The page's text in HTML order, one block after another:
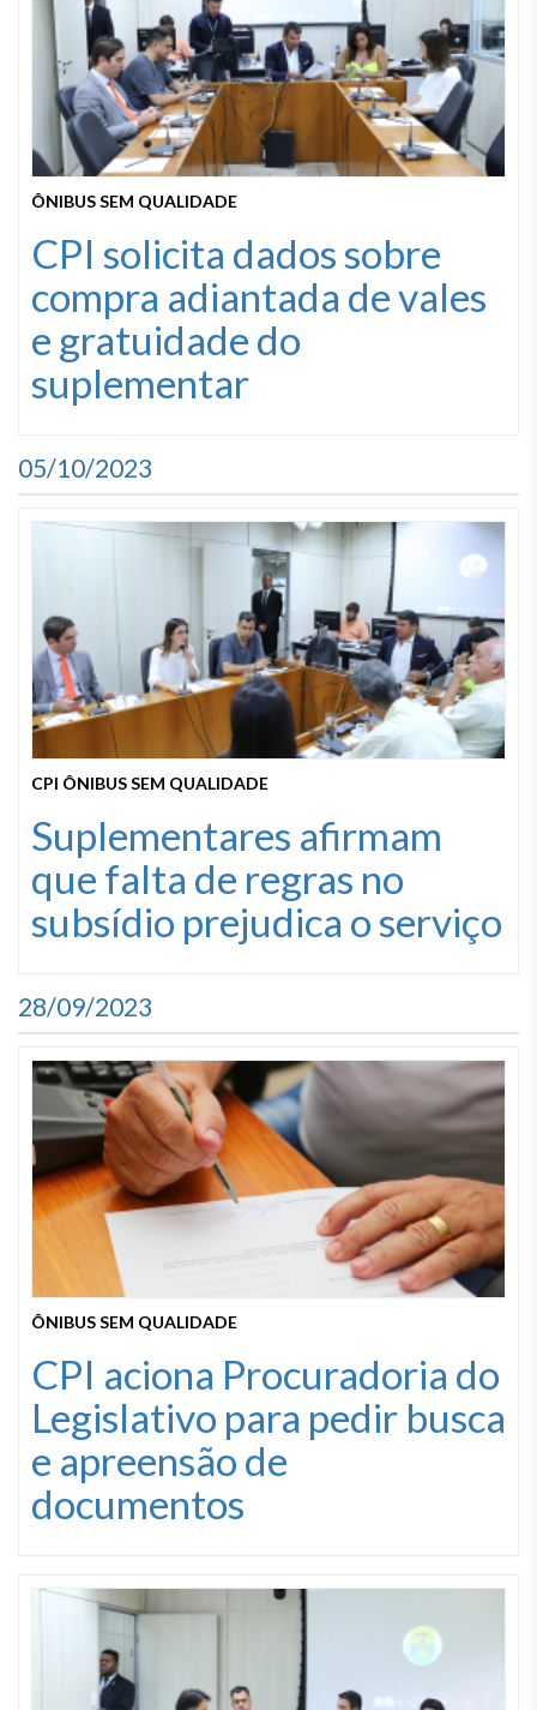
ÔNIBUS SEM QUALIDADE
CPI solicita dados sobre
compra adiantada de vales
e gratuidade do
suplementar
05/10/2023
CPI ÔNIBUS SEM QUALIDADE
Suplementares afirmam
que falta de regras no
subsídio prejudica o serviço
28/09/2023
ÔNIBUS SEM QUALIDADE
CPI aciona Procuradoria do
Legislativo para pedir busca
e apreensão de
documentos